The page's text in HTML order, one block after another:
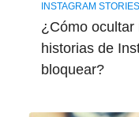
INSTAGRAM STORIES
¿Cómo ocultar
historias de
bloquear?